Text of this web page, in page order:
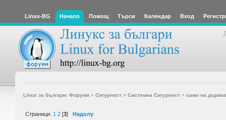
Linux-BG Начало Помощ Търси Календар Вход
Linux за българи: Форуми> Сигурност> Системна Сигурност> само на
Страници: 1 2 [3] Надолу